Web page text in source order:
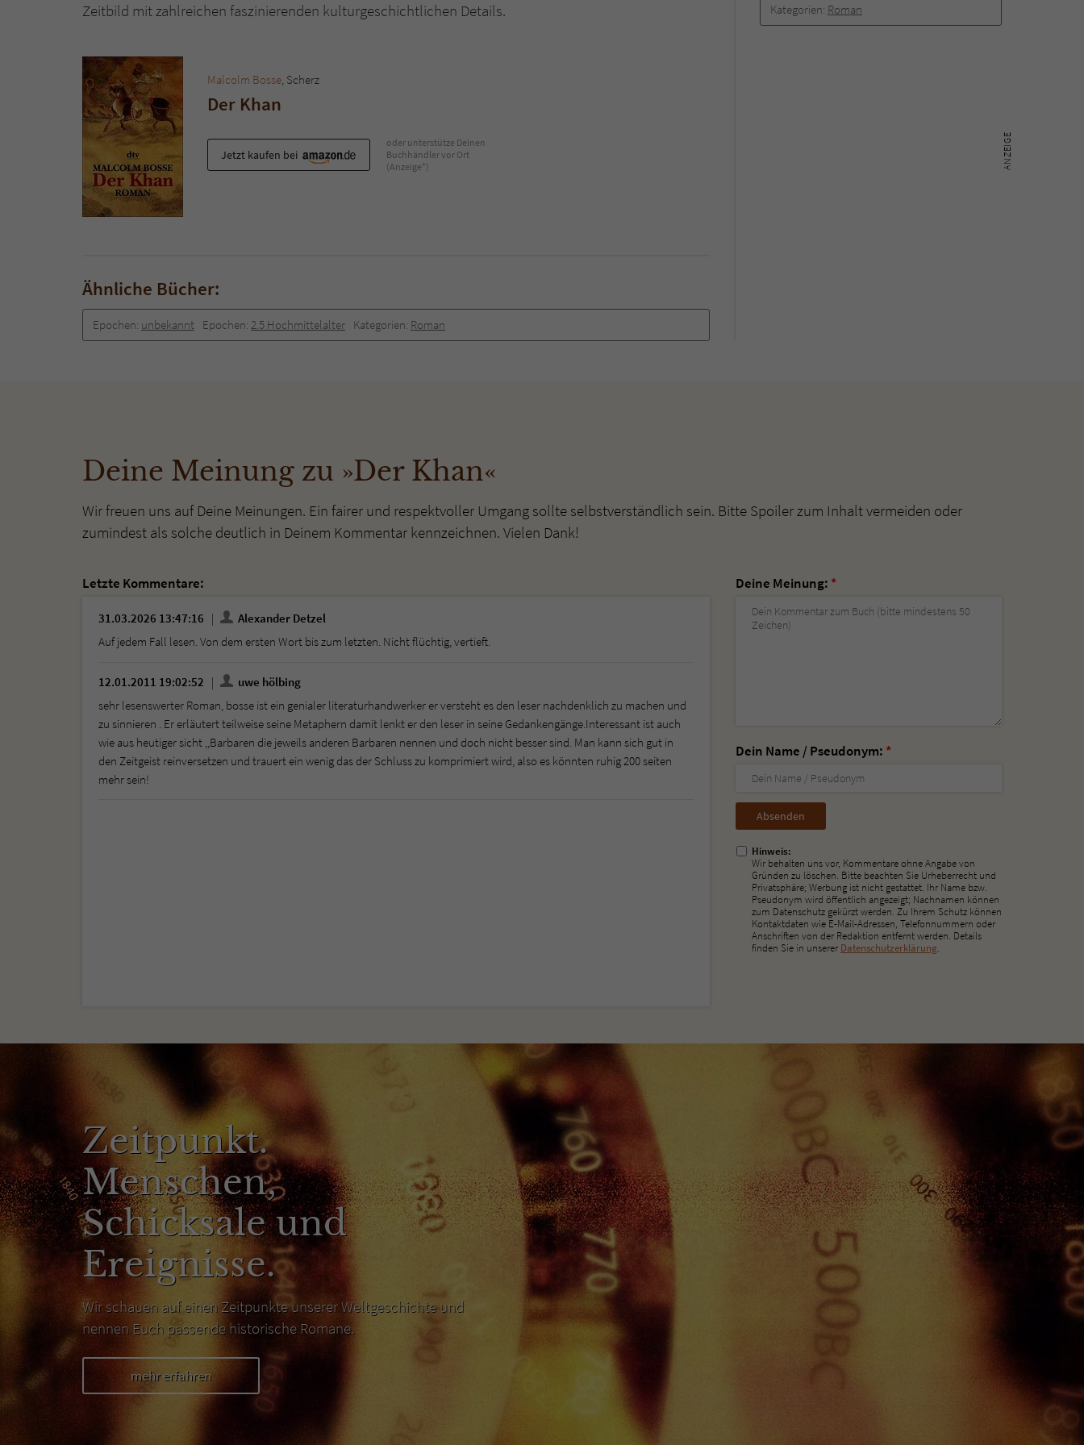
Kategorien: Roman
Zeitbild mit zahlreichen faszinierenden kulturgeschichtlichen Details.
Malcolm Bosse, Scherz
Der Khan
Jetzt kaufen bei
oder unterstütze Deinen
Buchhändler vor Ort
(Anzeige*)
Ähnliche Bücher:
Epochen: unbekannt Epochen: 2.5 Hochmittelalter Kategorien: Roman
Deine Meinung zu »Der Khan«
Wir freuen uns auf Deine Meinungen. Ein fairer und respektvoller Umgang sollte selbstverständlich sein. Bitte Spoiler zum Inhalt vermeiden oder
zumindest als solche deutlich in Deinem Kommentar kennzeichnen. Vielen Dank!
Letzte Kommentare:
31.03.2026 13:47:16
Alexander Detzel
Auf jedem Fall lesen. Von dem ersten Wort bis zum letzten. Nicht flüchtig, vertieft.
12.01.2011 19:02:52
uwe hölbing
sehr lesenswerter Roman, bosse ist ein genialer literaturhandwerker er versteht es den leser nachdenklich zu machen und
zu sinnieren . Er erläutert teilweise seine Metaphern damit lenkt er den leser in seine Gedankengänge.Interessant ist auch
wie aus heutiger sicht ,,Barbaren die jeweils anderen Barbaren nennen und doch nicht besser sind. Man kann sich gut in
den Zeitgeist reinversetzen und trauert ein wenig das der Schluss zu komprimiert wird, also es könnten ruhig 200 seiten
mehr sein!
Deine Meinung: *
Dein Name / Pseudonym: *
Nicht
ausfüllen!
Hinweis:
Wir behalten uns vor, Kommentare ohne Angabe von
Gründen zu löschen. Bitte beachten Sie Urheberrecht und
Privatsphäre; Werbung ist nicht gestattet. Ihr Name bzw.
Pseudonym wird öffentlich angezeigt; Nachnamen können
zum Datenschutz gekürzt werden. Zu Ihrem Schutz können
Kontaktdaten wie E-Mail-Adressen, Telefonnummern oder
Anschriften von der Redaktion entfernt werden. Details
finden Sie in unserer Datenschutzerklärung.
Zeitpunkt.
Menschen,
Schicksale und
Ereignisse.
Wir schauen auf einen Zeitpunkte unserer Weltgeschichte und
nennen Euch passende historische Romane.
mehr erfahren
Zweck Cookie für Kommentare einzelner Buchtitel
Zweck
Dieses Cookie gewährleistet die Kommunikation der